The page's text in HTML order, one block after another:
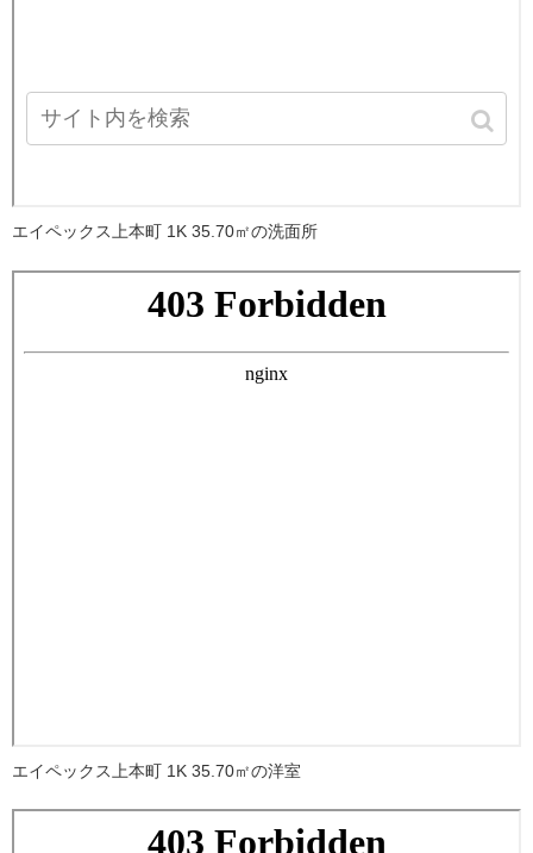
エイペックス上本町 1K 35.70㎡の洗面所
エイペックス上本町 1K 35.70㎡の洋室